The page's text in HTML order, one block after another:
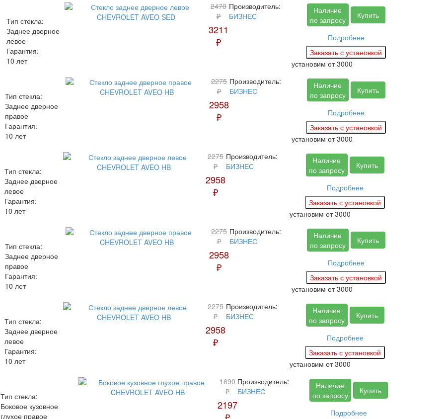
Тип стекла:
Заднее дверное
левое
Гарантия:
10 лет
2470
₽
3211
₽
Производитель:
БИЗНЕС
Наличие
по запросу
Купить
Подробнее
установим от 3000
Тип стекла:
Заднее дверное
правое
Гарантия:
10 лет
2275
₽
2958
₽
Производитель:
БИЗНЕС
Наличие
по запросу
Купить
Подробнее
установим от 3000
Тип стекла:
Заднее дверное
левое
Гарантия:
10 лет
2275
₽
2958
₽
Производитель:
БИЗНЕС
Наличие
по запросу
Купить
Подробнее
установим от 3000
Тип стекла:
Заднее дверное
правое
Гарантия:
10 лет
2275
₽
2958
₽
Производитель:
БИЗНЕС
Наличие
по запросу
Купить
Подробнее
установим от 3000
Тип стекла:
Заднее дверное
левое
Гарантия:
10 лет
2275
₽
2958
₽
Производитель:
БИЗНЕС
Наличие
по запросу
Купить
Подробнее
установим от 3000
Тип стекла:
Боковое кузовное
глухое правое
1690
₽
2197
Производитель:
БИЗНЕС
Наличие
по запросу
Купить
Подробнее